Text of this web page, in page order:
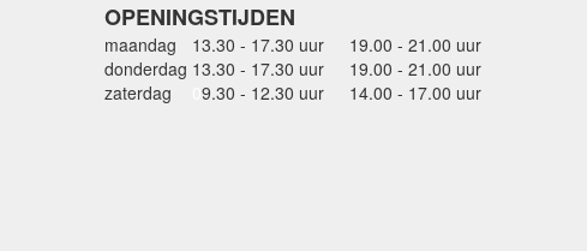
OPENINGSTIJDEN
maandag 13.30 - 17.30 uur
19.00 - 21.00 uur
donderdag 13.30 - 17.30 uur
19.00 - 21.00 uur
zaterdag
9.30 - 12.30 uur 14.00 - 17.00 uur